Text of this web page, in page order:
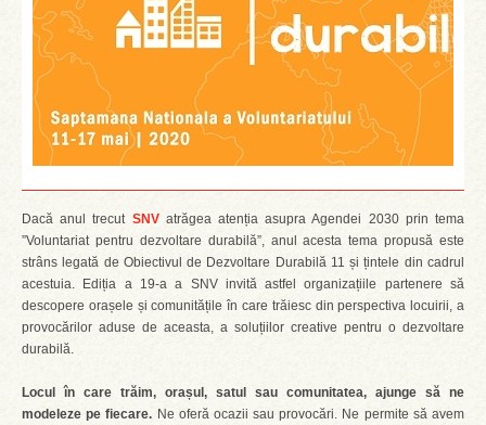
Dacă anul trecut SNVatrăgea atenția asupra Agendei 2030 prin tema
”Voluntariat pentru dezvoltare durabilă”, anul acesta tema propusă este
strâns legată de Obiectivul de Dezvoltare Durabilă 11 și țintele din cadrul
acestuia. Ediția a 19-a a SNV invită astfel organizațiile partenere să
descopere orașele și comunitățile în care trăiesc din perspectiva locuirii, a
provocărilor aduse de aceasta, a soluțiilor creative pentru o dezvoltare
durabilă.
Locul în care trăim, orașul, satul sau comunitatea, ajunge să ne
modeleze pe fiecare. Ne oferă ocazii sau provocări. Ne permite să avem